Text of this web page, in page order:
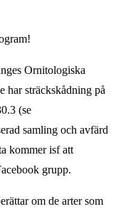
Ornitologiska
har sträckskådning på
(se
samling och avfärd
kommer isf att
grupp.
om de arter som